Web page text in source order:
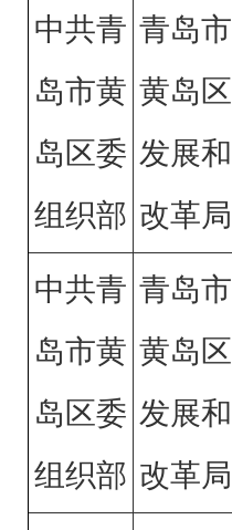
中共青
岛市黄
岛区委
组织部
青岛市
黄岛区
发展和
改革局
中共青
岛市黄
岛区委
组织部
青岛市
黄岛区
发展和
改革局